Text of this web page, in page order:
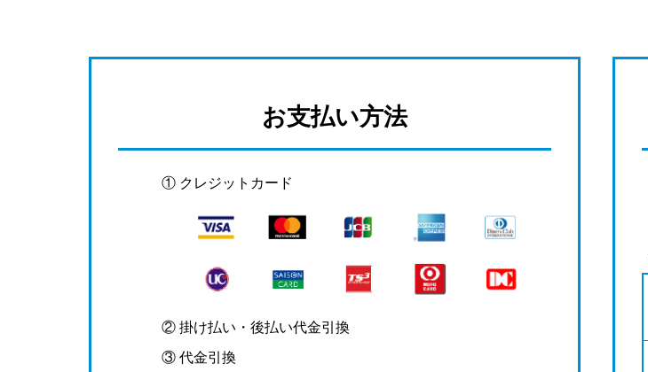
お支払い方法
① クレジットカード
② 掛け払い・後払い代金引換
③ 代金引換